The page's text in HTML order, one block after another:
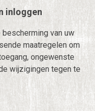
inloggen
van uw
maatregelen om
ongewenste
wijzigingen tegen te